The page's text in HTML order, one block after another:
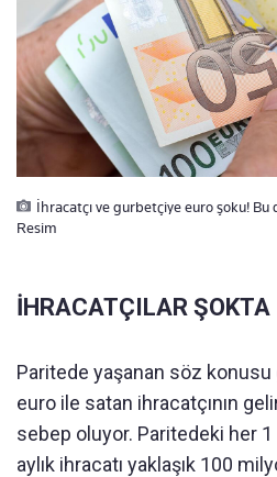
İhracatçı ve gurbetçiye euro şoku!
Resim
İHRACATÇILAR ŞOKTA
Paritede yaşanan söz konusu
euro ile satan ihracatçının
sebep oluyor. Paritedeki her
aylık ihracatı yaklaşık 100